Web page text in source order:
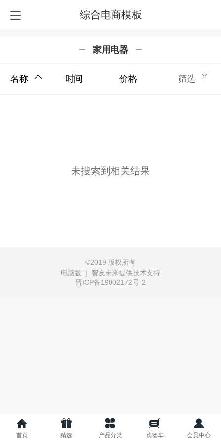
综合电商模板
家用电器
名称 时间 价格 筛选
未搜索到相关结果
©2019 版权所有
电脑版
|
智友未来提供技术支持
晋ICP备19002172号-2
首页 精选 产品分类 购物车 会员中心